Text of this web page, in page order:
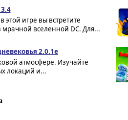
этой игре вы встретите
мрачной вселенной DC. Для...
2.0.1e
атмосфере. Изучайте
локаций и...